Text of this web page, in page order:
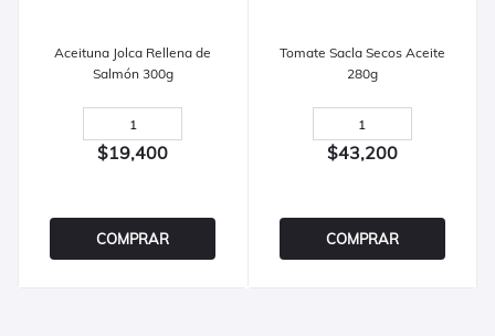
Aceituna Jolca Rellena de
Salmón 300g
$19,400
COMPRAR
Tomate Sacla Secos Aceite
280g
$43,200
COMPRAR